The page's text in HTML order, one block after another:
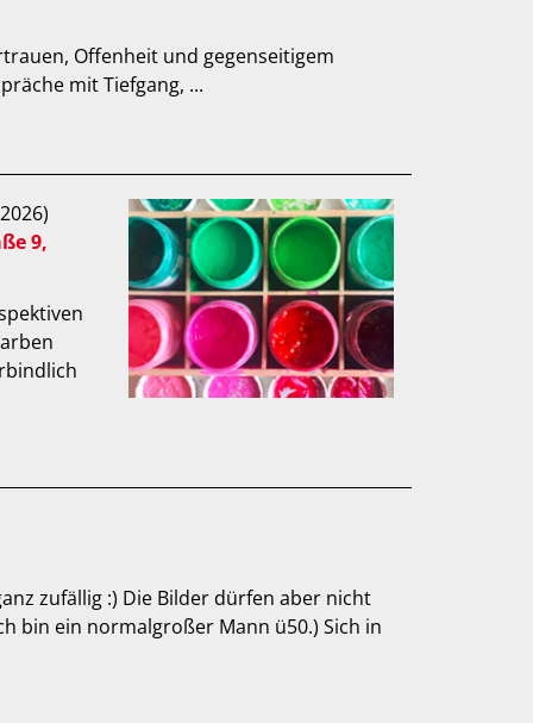
Offenheit und gegenseitigem
mit Tiefgang, ...
9,
zufällig :) Die Bilder dürfen aber nicht
bin ein normalgroßer Mann ü50.) Sich in